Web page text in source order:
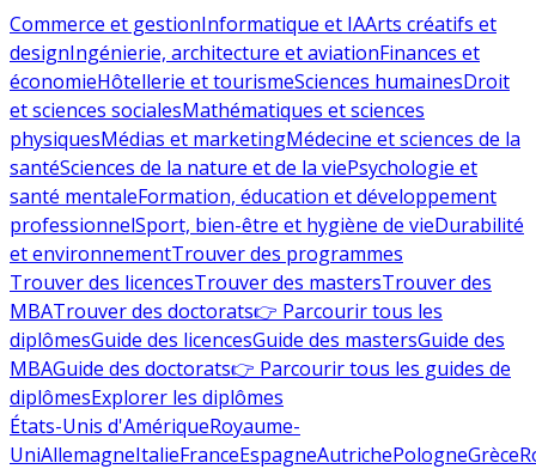
Commerce et gestionInformatique et IAArts créatifs et
designIngénierie, architecture et aviationFinances et
économieHôtellerie et tourismeSciences humainesDroit
et sciences socialesMathématiques et sciences
physiquesMédias et marketingMédecine et sciences de la
santéSciences de la nature et de la viePsychologie et
santé mentaleFormation, éducation et développement
professionnelSport, bien-être et hygiène de vieDurabilité
et environnementTrouver des programmes
Trouver des licencesTrouver des mastersTrouver des
MBATrouver des doctorats👉 Parcourir tous les
diplômesGuide des licencesGuide des mastersGuide des
MBAGuide des doctorats👉 Parcourir tous les guides de
diplômesExplorer les diplômes
États-Unis d'AmériqueRoyaume-
UniAllemagneItalieFranceEspagneAutrichePologneGrèce